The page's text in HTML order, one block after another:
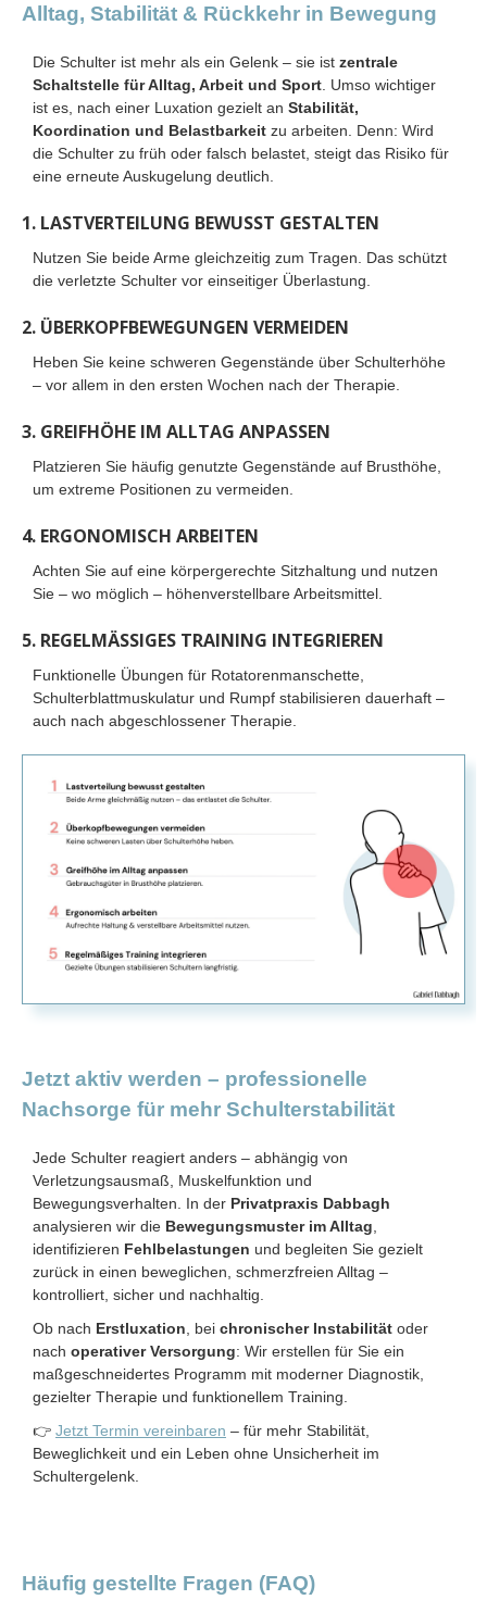
Alltag, Stabilität & Rückkehr in Bewegung
Die Schulter ist mehr als ein Gelenk – sie ist zentrale
Schaltstelle für Alltag, Arbeit und Sport . Umso wichtiger
ist es, nach einer Luxation gezielt an Stabilität,
Koordination und Belastbarkeit zu arbeiten. Denn: Wird
die Schulter zu früh oder falsch belastet, steigt das Risiko für
eine erneute Auskugelung deutlich.
1. LASTVERTEILUNG BEWUSST GESTALTEN
Nutzen Sie beide Arme gleichzeitig zum Tragen. Das schützt
die verletzte Schulter vor einseitiger Überlastung.
2. ÜBERKOPFBEWEGUNGEN VERMEIDEN
Heben Sie keine schweren Gegenstände über Schulterhöhe
– vor allem in den ersten Wochen nach der Therapie.
3. GREIFHÖHE IM ALLTAG ANPASSEN
Platzieren Sie häufig genutzte Gegenstände auf Brusthöhe,
um extreme Positionen zu vermeiden.
4. ERGONOMISCH ARBEITEN
Achten Sie auf eine körpergerechte Sitzhaltung und nutzen
Sie – wo möglich – höhenverstellbare Arbeitsmittel.
5. REGELMÄSSIGES TRAINING INTEGRIEREN
Funktionelle Übungen für Rotatorenmanschette,
Schulterblattmuskulatur und Rumpf stabilisieren dauerhaft –
auch nach abgeschlossener Therapie.
Jetzt aktiv werden – professionelle
Nachsorge für mehr Schulterstabilität
Jede Schulter reagiert anders – abhängig von
Verletzungsausmaß, Muskelfunktion und
Bewegungsverhalten. In der Privatpraxis Dabbagh
analysieren wir die Bewegungsmuster im Alltag
identifizieren Fehlbelastungen und begleiten Sie gezielt
zurück in einen beweglichen, schmerzfreien Alltag –
kontrolliert, sicher und nachhaltig.
Ob nach Erstluxation , bei chronischer Instabilität oder
nach operativer Versorgung: Wir erstellen für Sie ein
maßgeschneidertes Programm mit moderner Diagnostik,
gezielter Therapie und funktionellem Training.
👉 Jetzt Termin vereinbaren – für mehr Stabilität,
Beweglichkeit und ein Leben ohne Unsicherheit im
Schultergelenk.
Häufig gestellte Fragen (FAQ)